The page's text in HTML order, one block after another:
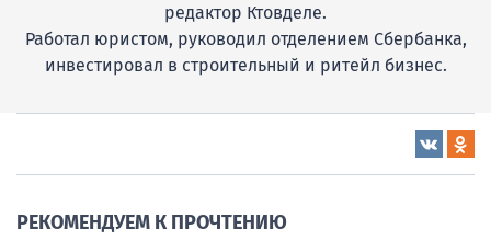
редактор Ктовделе.
Работал юристом, руководил отделением Сбербанка,
инвестировал в строительный и ритейл бизнес.
РЕКОМЕНДУЕМ К ПРОЧТЕНИЮ